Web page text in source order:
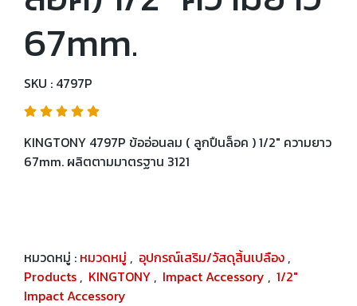
67mm.
SKU : 4797P
KINGTONY 4797P ข้ออ่อนลม ( ลูกปืนล็อค ) 1/2" ความยาว
67mm. ผลิตตามมาตรฐาน 3121
หมวดหมู่ : หมวดหมู่ , อุปกรณ์เสริม/วัสดุสิ้นเปลือง ,
Products , KINGTONY , Impact Accessory , 1/2"
Impact Accessory